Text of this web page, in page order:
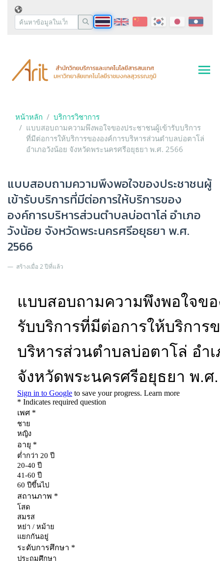
หน้าหลัก
บริการวิชาการ
แบบสอบถามความพึงพอใจของประชาชนผู้เข้ารับบริการ
ที่มีต่อการให้บริการขององค์การบริหารส่วนตำบลบ่อตาโล่
อำเภอวังน้อย จังหวัดพระนครศรีอยุธยา พ.ศ. 2566
แบบสอบถามความพึงพอใจของประชาชนผู้
เข้ารับบริการที่มีต่อการให้บริการของ
องค์การบริหารส่วนตำบลบ่อตาโล่ อำเภอ
วังน้อย จังหวัดพระนครศรีอยุธยา พ.ศ.
2566
สร้างเมื่อ 2 ปีที่แล้ว